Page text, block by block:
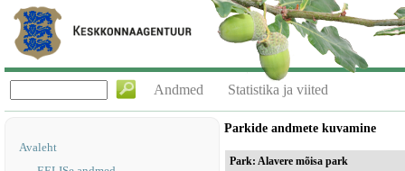
Andmed Statistika ja viited
Avaleht
Parkide andmete kuvamine
Park: Alavere mõisa park